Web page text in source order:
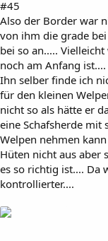
#45
Also der Border war
von ihm die grade
bei so an.....
noch am Anfang ist....
Ihn selber finde ich
für den kleinen
nicht so als hätte er
eine Schafsherde mit
Welpen nehmen
Hüten nicht aus aber
es so richtig ist.... Da
kontrollierter....